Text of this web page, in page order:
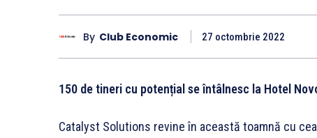
By Club Economic 27 octombrie 2022
150 de tineri cu potențial se întâlnesc la Hotel
Catalyst Solutions revine în această toamnă cu